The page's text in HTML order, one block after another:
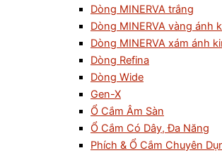
Dòng MINERVA trắng
Dòng MINERVA vàng ánh
Dòng MINERVA xám ánh
Dòng Refina
Dòng Wide
Gen-X
Ổ Cắm Âm Sàn
Ổ Cắm Có Dây, Đa Năng
Phích & Ổ Cắm Chuyên